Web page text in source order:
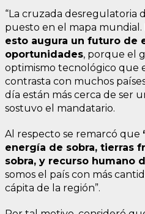
“La cruzada desregulatoria
puesto en el mapa mundial.
esto augura un futuro de
oportunidades, porque el
optimismo tecnológico que
contrasta con muchos
día están más cerca de ser
sostuvo el mandatario.
Al respecto se remarcó que
energía de sobra, tierras
sobra, y recurso humano
somos el país con más
cápita de la región”.